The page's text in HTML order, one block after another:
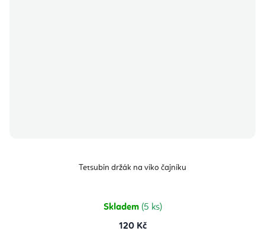
Tetsubin držák na víko čajníku
Skladem (5 ks)
120 Kč